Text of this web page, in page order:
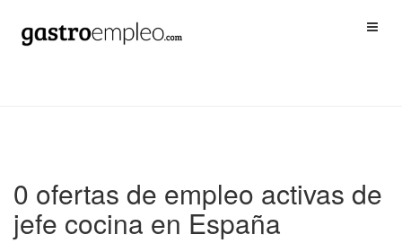
0 ofertas de empleo activas de
jefe cocina en España